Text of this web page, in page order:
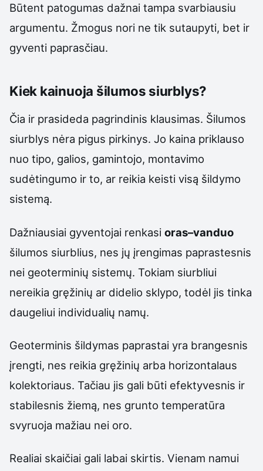
Būtent patogumas dažnai tampa svarbiausiu
argumentu. Žmogus nori ne tik sutaupyti, bet ir
gyventi paprasčiau.
Kiek kainuoja šilumos siurblys?
Čia ir prasideda pagrindinis klausimas. Šilumos
siurblys nėra pigus pirkinys. Jo kaina priklauso
nuo tipo, galios, gamintojo, montavimo
sudėtingumo ir to, ar reikia keisti visą šildymo
sistemą.
Dažniausiai gyventojai renkasi oras–vanduo
šilumos siurblius, nes jų įrengimas paprastesnis
nei geoterminių sistemų. Tokiam siurbliui
nereikia gręžinių ar didelio sklypo, todėl jis tinka
daugeliui individualių namų.
Geoterminis šildymas paprastai yra brangesnis
įrengti, nes reikia gręžinių arba horizontalaus
kolektoriaus. Tačiau jis gali būti efektyvesnis ir
stabilesnis žiemą, nes grunto temperatūra
svyruoja mažiau nei oro.
Realiai skaičiai gali labai skirtis. Vienam namui